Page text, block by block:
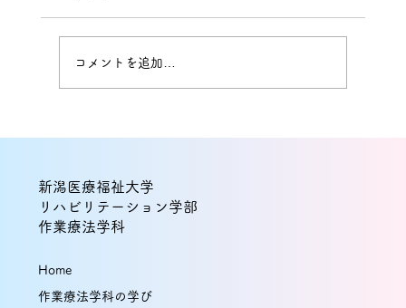
【OT×強化指定クラブ】強化部に所属しなが
業療法士となった卒業生 part1
コメントを追加…
新潟医療福祉大学
リハビリテーション学部
作業療法学科
Home
作業療法学科の学び